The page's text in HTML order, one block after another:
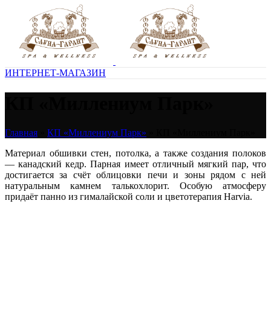
ИНТЕРНЕТ-МАГАЗИН
Главная КП «Миллениум Парк»
Материал обшивки стен, потолка, а также создания полоков
— канадский кедр. Парная имеет отличный мягкий пар, что
достигается за счёт облицовки печи и зоны рядом с ней
натуральным камнем талькохлорит. Особую атмосферу
придаёт панно из гималайской соли и цветотерапия Harvia.